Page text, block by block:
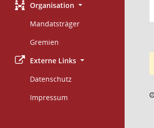
Organisation
Mandatsträger
Gremien
Externe Links
Datenschutz
Impressum